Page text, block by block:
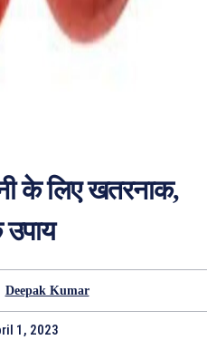
के लिए खतरनाक,
Deepak Kumar
1, 2023